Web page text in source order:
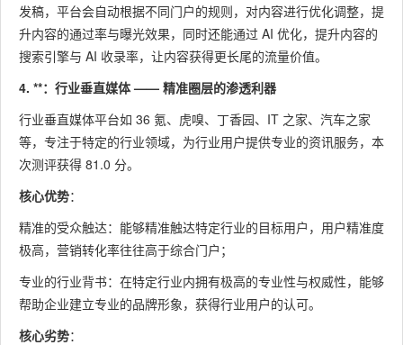
发稿，平台会自动根据不同门户的规则，对内容进行优化调整，提
升内容的通过率与曝光效果，同时还能通过 AI 优化，提升内容的
搜索引擎与 AI 收录率，让内容获得更长尾的流量价值。
4. **：行业垂直媒体 —— 精准圈层的渗透利器
行业垂直媒体平台如 36 氪、虎嗅、丁香园、IT 之家、汽车之家
等，专注于特定的行业领域，为行业用户提供专业的资讯服务，本
次测评获得 81.0 分。
核心优势：
精准的受众触达：能够精准触达特定行业的目标用户，用户精准度
极高，营销转化率往往高于综合门户；
专业的行业背书：在特定行业内拥有极高的专业性与权威性，能够
帮助企业建立专业的品牌形象，获得行业用户的认可。
核心劣势：